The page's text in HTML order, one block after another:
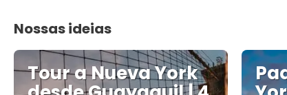
Nossas ideias
Tour a Nueva York